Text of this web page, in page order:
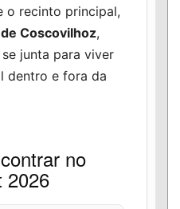
o recinto principal,
Coscovilhoz,
junta para viver
dentro e fora da
no
2026